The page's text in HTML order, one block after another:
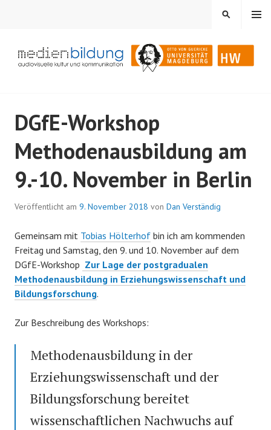
Audiovisuelle Kultur und Kommunikation
MENÜ
SUCHEN
DGfE-Workshop
Methodenausbildung am
9.-10. November in Berlin
Veröffentlicht am 9. November 2018 von Dan Verständig
Gemeinsam mit Tobias Hölterhof bin ich am kommenden
Freitag und Samstag, den 9. und 10. November auf dem
DGfE-Workshop Zur Lage der postgradualen
Methodenausbildung in Erziehungswissenschaft und
Bildungsforschung.
Zur Beschreibung des Workshops:
Methodenausbildung in der
Erziehungswissenschaft und der
Bildungsforschung bereitet
wissenschaftlichen Nachwuchs auf